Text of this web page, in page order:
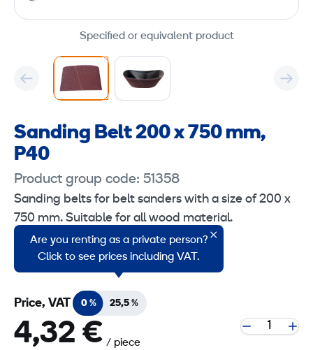
Specified or equivalent product
Sanding Belt 200 x 750 mm,
P40
Product group code: 51358
Sanding belts for belt sanders with a size of 200 x
750 mm. Suitable for all wood material.
Suitable for Hummel belt sander.
Are you renting as a private person?
Click to see prices including VAT.
Price, VAT 0 % 25,5 %
4,32 € / piece